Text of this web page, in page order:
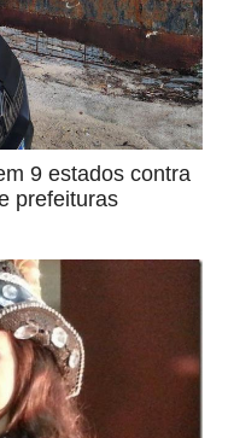
9 estados contra
prefeituras